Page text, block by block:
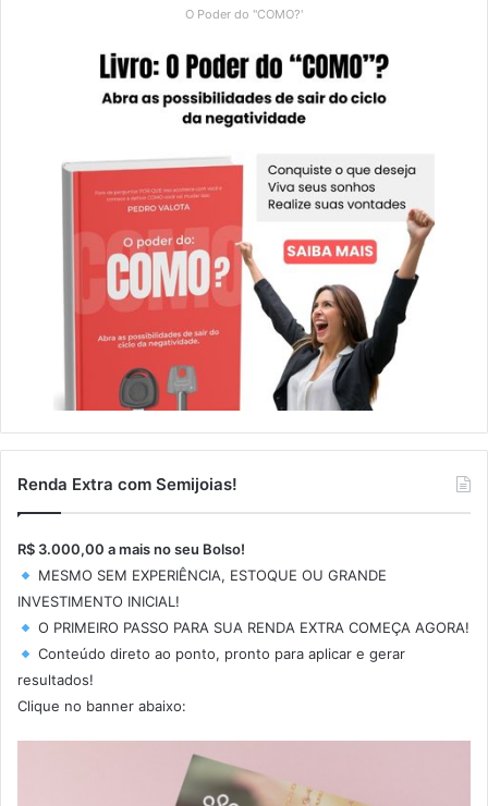
O Poder do "COMO?'
Renda Extra com Semijoias!
R$ 3.000,00 a mais no seu Bolso!
MESMO SEM EXPERIÊNCIA, ESTOQUE OU GRANDE
INVESTIMENTO INICIAL!
O PRIMEIRO PASSO PARA SUA RENDA EXTRA COMEÇA AGORA!
Conteúdo direto ao ponto, pronto para aplicar e gerar
resultados!
Clique no banner abaixo: